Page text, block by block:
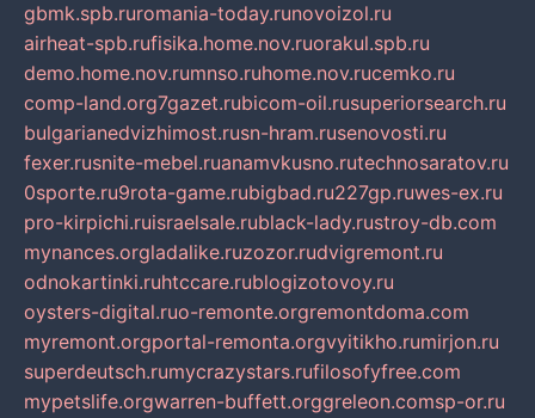
gbmk.spb.ruromania-today.runovoizol.ru
airheat-spb.rufisika.home.nov.ruorakul.spb.ru
demo.home.nov.rumnso.ruhome.nov.rucemko.ru
comp-land.org7gazet.rubicom-oil.rusuperiorsearch.ru
bulgarianedvizhimost.rusn-hram.rusenovosti.ru
fexer.rusnite-mebel.ruanamvkusno.rutechnosaratov.ru
0sporte.ru9rota-game.rubigbad.ru227gp.ruwes-ex.ru
pro-kirpichi.ruisraelsale.rublack-lady.rustroy-db.com
mynances.orgladalike.ruzozor.rudvigremont.ru
odnokartinki.ruhtccare.rublogizotovoy.ru
oysters-digital.ruo-remonte.orgremontdoma.com
myremont.orgportal-remonta.orgvyitikho.rumirjon.ru
superdeutsch.rumycrazystars.rufilosofyfree.com
mypetslife.orgwarren-buffett.orggreleon.comsp-or.ru